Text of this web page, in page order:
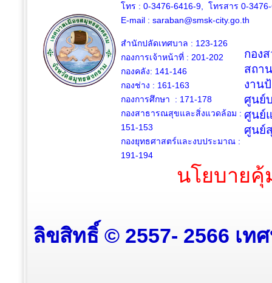
โทร : 0-3476-6416-9, โทรสาร 0-
E-mail : saraban@smsk-city.go.th
สำนักปลัดเทศบาล : 123-126
กองการเจ้าหน้าที่ : 201-202
กองคลัง: 141-146
กองช่าง : 161-163
กองการศึกษา : 171-178
กองสาธารณสุขและสิ่งแวดล้อม :
151-153
กองยุทธศาสตร์และงบประมาณ :
191-194
กอง
สถา
งาน
ศูนย์
ศูนย์
ศูนย์
นโยบาย
ลิขสิทธิ์ © 2557- 2566 เท